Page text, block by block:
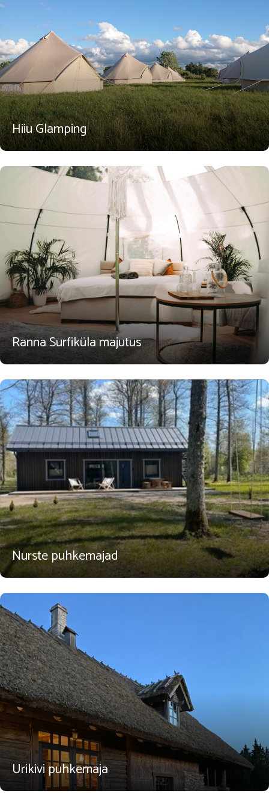
Hiiu Glamping
Ranna Surfiküla majutus
Nurste puhkemajad
Urikivi puhkemaja